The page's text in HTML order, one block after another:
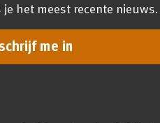
het meest recente nieuws.
me in